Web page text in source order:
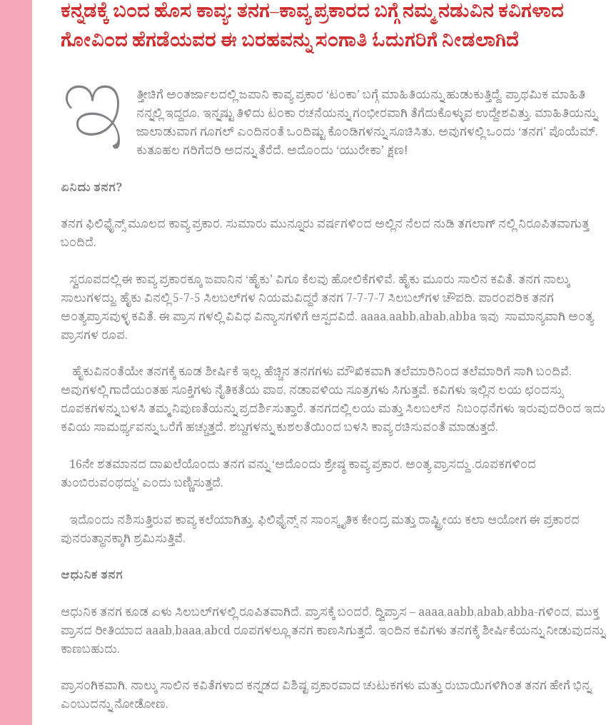
ಕನ್ನಡಕ್ಕೆ ಬಂದ ಹೊಸ ಕಾವ್ಯ: ತನಗ–ಕಾವ್ಯ ಪ್ರಕಾರದ ಬಗ್ಗೆ ನಮ್ಮ ನಡುವಿನ ಕವಿಗಳಾದ
ಗೋವಿಂದ ಹೆಗಡೆಯವರ ಈ ಬರಹವನ್ನು ಸಂಗಾತಿ ಓದುಗರಿಗೆ ನೀಡಲಾಗಿದೆ
ಇ
ತ್ತೀಚಿಗೆ ಅಂತರ್ಜಾಲದಲ್ಲಿ ಜಪಾನಿ ಕಾವ್ಯ ಪ್ರಕಾರ ‘ಟಂಕಾ’ ಬಗ್ಗೆ ಮಾಹಿತಿಯನ್ನು ಹುಡುಕುತ್ತಿದ್ದೆ. ಪ್ರಾಥಮಿಕ ಮಾಹಿತಿ
ನನ್ನಲ್ಲಿ ಇದ್ದರೂ, ಇನ್ನಷ್ಟು ತಿಳಿದು ಟಂಕಾ ರಚನೆಯನ್ನು ಗಂಭೀರವಾಗಿ ತೆಗೆದುಕೊಳ್ಳುವ ಉದ್ದೇಶವಿತ್ತು. ಮಾಹಿತಿಯನ್ನು
ಜಾಲಾಡುವಾಗ ಗೂಗಲ್ ಎಂದಿನಂತೆ ಒಂದಿಷ್ಟು ಕೊಂಡಿಗಳನ್ನು ಸೂಚಿಸಿತು. ಅವುಗಳಲ್ಲಿ ಒಂದು ‘ತನಗ’ ಪೊಯೆಮ್.
ಕುತೂಹಲ ಗರಿಗೆದರಿ ಅದನ್ನು ತೆರೆದೆ. ಅದೊಂದು ‘ಯುರೇಕಾ’ ಕ್ಷಣ!
ಏನಿದು ತನಗ?
ತನಗ ಫಿಲಿಫೈನ್ಸ್ ಮೂಲದ ಕಾವ್ಯ ಪ್ರಕಾರ. ಸುಮಾರು ಮುನ್ನೂರು ವರ್ಷಗಳಿಂದ ಅಲ್ಲಿನ ನೆಲದ ನುಡಿ ತಗಲಾಗ್ ನಲ್ಲಿ ನಿರೂಪಿತವಾಗುತ್ತ
ಬಂದಿದೆ.
ಸ್ವರೂಪದಲ್ಲಿ ಈ ಕಾವ್ಯ ಪ್ರಕಾರಕ್ಕೂ ಜಪಾನಿನ ‘ಹೈಕು’ ವಿಗೂ ಕೆಲವು ಹೋಲಿಕೆಗಳಿವೆ. ಹೈಕು ಮೂರು ಸಾಲಿನ ಕವಿತೆ. ತನಗ ನಾಲ್ಕು
ಸಾಲುಗಳದ್ದು. ಹೈಕು ವಿನಲ್ಲಿ 5-7-5 ಸಿಲಬಲ್‌ಗಳ ನಿಯಮವಿದ್ದರೆ ತನಗ 7-7-7-7 ಸಿಲಬಲ್‌ಗಳ ಚೌಪದಿ. ಪಾರಂಪರಿಕ ತನಗ
ಅಂತ್ಯಪ್ರಾಸವುಳ್ಳ ಕವಿತೆ. ಈ ಪ್ರಾಸ ಗಳಲ್ಲಿ ವಿವಿಧ ವಿನ್ಯಾಸಗಳಿಗೆ ಆಸ್ಪದವಿದೆ. aaaa,aabb,abab,abba ಇವು ಸಾಮಾನ್ಯವಾಗಿ ಅಂತ್ಯ
ಪ್ರಾಸಗಳ ರೂಪ.
ಹೈಕುವಿನಂತೆಯೇ ತನಗಕ್ಕೆ ಕೂಡ ಶೀರ್ಷಿಕೆ ಇಲ್ಲ. ಹೆಚ್ಚಿನ ತನಗಗಳು ಮೌಖಿಕವಾಗಿ ತಲೆಮಾರಿನಿಂದ ತಲೆಮಾರಿಗೆ ಸಾಗಿ ಬಂದಿವೆ.
ಅವುಗಳಲ್ಲಿ ಗಾದೆಯಂತಹ ಸೂಕ್ತಿಗಳು ನೈತಿಕತೆಯ ಪಾಠ, ನಡಾವಳಿಯ ಸೂತ್ರಗಳು ಸಿಗುತ್ತವೆ. ಕವಿಗಳು ಇಲ್ಲಿನ ಲಯ ಛಂದಸ್ಸು
ರೂಪಕಗಳನ್ನು ಬಳಸಿ ತಮ್ಮ ನಿಪುಣತೆಯನ್ನು ಪ್ರದರ್ಶಿಸುತ್ತಾರೆ. ತನಗದಲ್ಲಿ ಲಯ ಮತ್ತು ಸಿಲಬಲ್‌ನ ನಿಬಂಧನೆಗಳು ಇರುವುದರಿಂದ ಇದು
ಕವಿಯ ಸಾಮರ್ಥ್ಯವನ್ನು ಒರೆಗೆ ಹಚ್ಚುತ್ತದೆ. ಶಬ್ದಗಳನ್ನು ಕುಶಲತೆಯಿಂದ ಬಳಸಿ ಕಾವ್ಯ ರಚಿಸುವಂತೆ ಮಾಡುತ್ತದೆ.
16ನೇ ಶತಮಾನದ ದಾಖಲೆಯೊಂದು ತನಗ ವನ್ನು ‘ಅದೊಂದು ಶ್ರೇಷ್ಠ ಕಾವ್ಯ ಪ್ರಕಾರ. ಅಂತ್ಯ ಪ್ರಾಸದ್ದು .ರೂಪಕಗಳಿಂದ
ತುಂಬಿರುವಂಥದ್ದು’ ಎಂದು ಬಣ್ಣಿಸುತ್ತದೆ.
ಇದೊಂದು ನಶಿಸುತ್ತಿರುವ ಕಾವ್ಯ ಕಲೆಯಾಗಿತ್ತು. ಫಿಲಿಫೈನ್ಸ್ ‌ನ ಸಾಂಸ್ಕೃತಿಕ ಕೇಂದ್ರ ಮತ್ತು ರಾಷ್ಟ್ರೀಯ ಕಲಾ ಆಯೋಗ ಈ ಪ್ರಕಾರದ
ಪುನರುತ್ಥಾನಕ್ಕಾಗಿ ಶ್ರಮಿಸುತ್ತಿವೆ.
ಆಧುನಿಕ ತನಗ
ಆಧುನಿಕ ತನಗ ಕೂಡ ಏಳು ಸಿಲಬಲ್‌ಗಳಲ್ಲಿ ರೂಪಿತವಾಗಿದೆ. ಪ್ರಾಸಕ್ಕೆ ಬಂದರೆ, ದ್ವಿಪ್ರಾಸ – aaaa,aabb,abab,abba-ಗಳಿಂದ, ಮುಕ್ತ
ಪ್ರಾಸದ ರೀತಿಯಾದ aaab,baaa,abcd ರೂಪಗಳಲ್ಲೂ ತನಗ ಕಾಣಸಿಗುತ್ತದೆ. ಇಂದಿನ ಕವಿಗಳು ತನಗಕ್ಕೆ ಶೀರ್ಷಿಕೆಯನ್ನು ನೀಡುವುದನ್ನು
ಕಾಣಬಹುದು.
ಪ್ರಾಸಂಗಿಕವಾಗಿ, ನಾಲ್ಕು ಸಾಲಿನ ಕವಿತೆಗಳಾದ ಕನ್ನಡದ ವಿಶಿಷ್ಟ ಪ್ರಕಾರವಾದ ಚುಟುಕಗಳು ಮತ್ತು ರುಬಾಯಿಗಳಿಗಿಂತ ತನಗ ಹೇಗೆ ಭಿನ್ನ
ಎಂಬುದನ್ನು ನೋಡೋಣ.